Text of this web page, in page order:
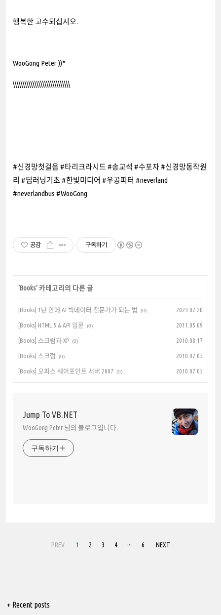
행복한 고수되십시오.
WooGong Peter ))*
\\\\\\\\\\\\\\\\\\\\\\\\\\\\\
#신경망첫걸음 #타리크라시드 #송교석 #수포자 #신경망동작원
리 #딥러닝기초 #한빛미디어 #우공피터 #neverland
#neverlandbus #WooGong
공감 구독하기
'Books' 카테고리의 다른 글
[Books] 1년 안에 AI 빅데이터 전문가가 되는 법 (0) 2023.07.20
[Books] HTML 5 & API 입문 (0) 2011.05.09
[Books] 스크럼과 XP (0) 2010.08.17
[Books] 스크럼 (0) 2010.07.05
[Books] 오피스 쉐어포인트 서버 2007 (0) 2010.07.05
Jump To VB.NET
WooGong Peter 님의 블로그입니다.
구독하기
PREV 1 2 3 4 ··· 6 NEXT
+ Recent posts